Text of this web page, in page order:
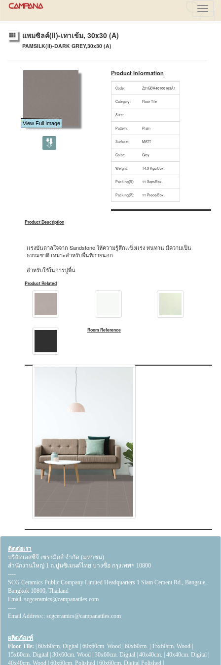
แพมซิลค์(II)-เทาเข้ม, 30x30 (A)
PAMSILK(II)-DARK GREY,30x30 (A)
Product Information
Code: Z21GBA40100163A1
Category: Floor Tile
Size:
Pattern: Plain
Surface: MATT
Color: Grey
Weight: 14.3 Kgs/Box.
Packing(S): 11 Sqm/Box.
Packing(P): 11 Piece/Box.
Product Description
เเรงบันดาลใจจาก Sandstone ให้ความรู้สึกเเข็งเเรง ทนทาน มีความเป็น
ธรรมชาติ เหมาะสำหรับพื้นที่ภายนอก
สำหรับใช้ในการปูพื้น
Product Related
Room Reference
ติดต่อเรา
บริษัทเอสซีจี เซรามิกส์ จำกัด (มหาชน)
สำนักงานใหญ่ 1 ถ.ปูนซิเมนต์ไทย บางซื่อ กรุงเทพฯ 10800
----
SCG Ceramics Public Company Limited Headquarters 1 Siam Cement Rd., Bangsue,
Bangkok 10800, Thailand
Email: scgceramics@campanatiles.com
----
Email Address:: scgceramics@campanatiles.com
ผลิตภัณฑ์
Floor Tile: | 60x60cm. Digital | 60x60cm. Wood | 60x60cm. | 15x60cm. Wood |
15x60cm. Digital | 30x60cm. Wood | 30x60cm. Digital | 40x40cm. | 40x40cm. Digital |
40x40cm. Wood | 60x60cm. Polished | 60x60cm. Digital Polished |
View Full Image